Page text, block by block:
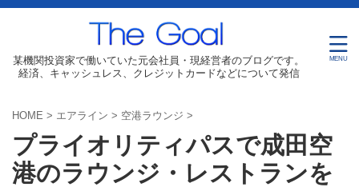
某機関投資家で働いていた元会社員・現経営者のブログです。
経済、キャッシュレス、クレジットカードなどについて発信
HOME > エアライン > 空港ラウンジ >
プライオリティパスで成田空
港のラウンジ・レストランを